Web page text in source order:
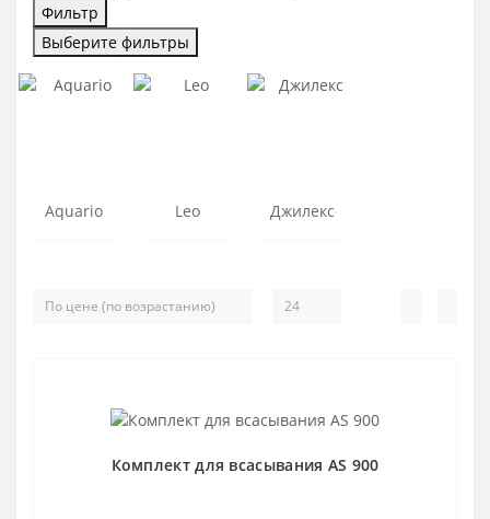
Фильтр
Выберите фильтры
Aquario Leo Джилекс
Комплект для всасывания AS 900